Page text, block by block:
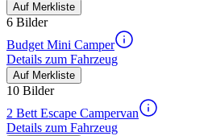
Auf Merkliste
6 Bilder
Budget Mini Camper
Details zum Fahrzeug
Auf Merkliste
10 Bilder
2 Bett Escape Campervan
Details zum Fahrzeug